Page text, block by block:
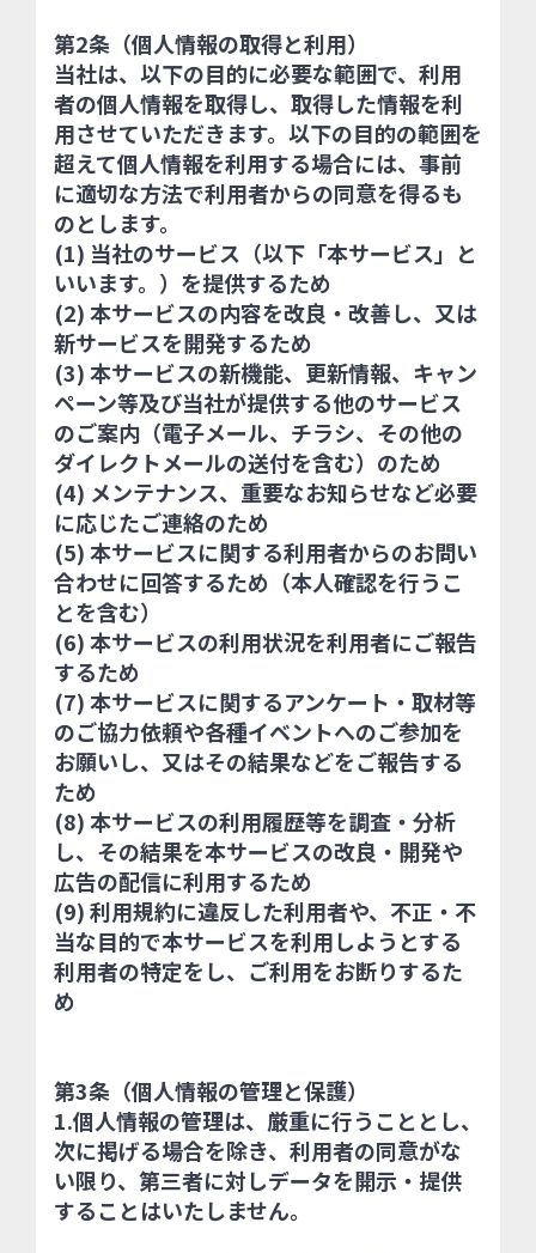
第2条（個人情報の取得と利用）
当社は、以下の目的に必要な範囲で、利用
者の個⼈情報を取得し、取得した情報を利
用させていただきます。以下の⽬的の範囲を
超えて個⼈情報を利⽤する場合には、事前
に適切な⽅法で利用者からの同意を得るも
のとします。
(1) 当社のサービス（以下「本サービス」と
いいます。）を提供するため
(2) 本サービスの内容を改良・改善し、又は
新サービスを開発するため
(3) 本サービスの新機能、更新情報、キャン
ペーン等及び当社が提供する他のサービス
のご案内（電子メール、チラシ、その他の
ダイレクトメールの送付を含む）のため
(4) メンテナンス、重要なお知らせなど必要
に応じたご連絡のため
(5) 本サービスに関する利用者からのお問い
合わせに回答するため（本人確認を行うこ
とを含む）
(6) 本サービスの利用状況を利用者にご報告
するため
(7) 本サービスに関するアンケート・取材等
のご協力依頼や各種イベントへのご参加を
お願いし、又はその結果などをご報告する
ため
(8) 本サービスの利用履歴等を調査・分析
し、その結果を本サービスの改良・開発や
広告の配信に利用するため
(9) 利用規約に違反した利用者や、不正・不
当な目的で本サービスを利用しようとする
利用者の特定をし、ご利用をお断りするた
め
第3条（個人情報の管理と保護）
1.個人情報の管理は、厳重に行うこととし、
次に掲げる場合を除き、利用者の同意がな
い限り、第三者に対しデータを開示・提供
することはいたしません。